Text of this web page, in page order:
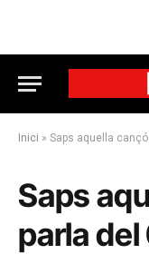
Inici » Saps aquella
Saps
parla